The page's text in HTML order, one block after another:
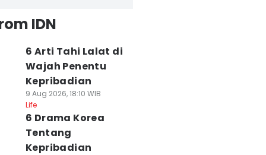
IDN
6 Arti Tahi Lalat di
Wajah Penentu
Kepribadian
9 Aug 2026, 18:10 WIB
Life
6 Drama Korea
Tentang
Kepribadian